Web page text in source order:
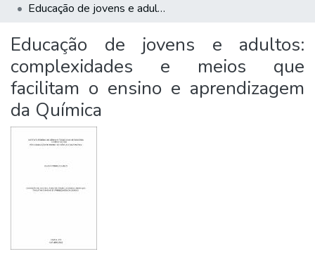
Statistics
Educação de jovens e adultos: complexidades e meios que facilitam o ensino e aprendizagem da Química
Educação de jovens e adultos:
complexidades e meios que
facilitam o ensino e aprendizagem
da Química